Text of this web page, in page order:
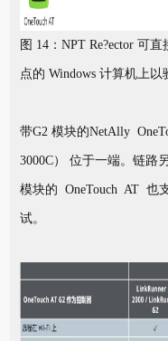
图 14：NPT Re?ector 可
点的 Windows 计算机上以
带G2 模块的NetAlly
3000C） 位于一端。链路
模块的 OneTouch AT 也
试。